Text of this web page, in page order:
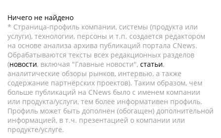
Ничего не найдено
* Страница-профиль компании, системы (продукта или
услуги), технологии, персоны и т.п. создается редактором
на основе анализа архива публикаций портала CNews.
Обрабатываются тексты всех редакционных разделов
(новости, включая "Главные новости", статьи,
аналитические обзоры рынков, интервью, а также
содержание партнёрских проектов). Таким образом, чем
больше публикаций на CNews было с именем компании
или продукта/услуги, тем более информативен профиль.
Профиль может быть дополнен (обогащен) дополнительной
информацией, в т.ч. презентацией о компании или
продукте/услуге.